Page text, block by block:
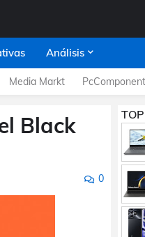
Análisis
Media Markt
Black
0